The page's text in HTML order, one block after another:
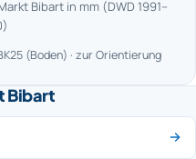
Bibart in mm (DWD 1991–
(Boden) · zur Orientierung
Bibart